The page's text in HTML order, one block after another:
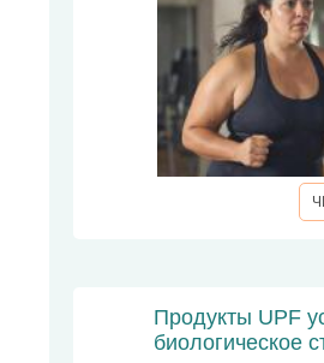
Продукты UPF
биологическое